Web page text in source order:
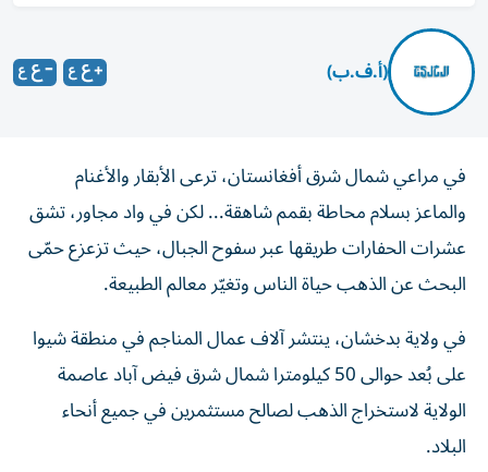
(أ.ف.ب)
في مراعي شمال شرق أفغانستان، ترعى الأبقار والأغنام
والماعز بسلام محاطة بقمم شاهقة... لكن في واد مجاور، تشق
عشرات الحفارات طريقها عبر سفوح الجبال، حيث تزعزع حمّى
البحث عن الذهب حياة الناس وتغيّر معالم الطبيعة.
في ولاية بدخشان، ينتشر آلاف عمال المناجم في منطقة شيوا
على بُعد حوالى 50 كيلومترا شمال شرق فيض آباد عاصمة
الولاية لاستخراج الذهب لصالح مستثمرين في جميع أنحاء
البلاد.